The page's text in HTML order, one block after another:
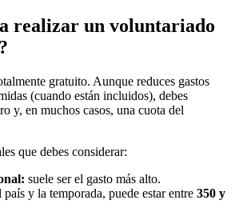
realizar un voluntariado
gratuito. Aunque reduces gastos
(cuando están incluidos), debes
y, en muchos casos, una cuota del
que debes considerar:
suele ser el gasto más alto.
y la temporada, puede estar entre 350 y